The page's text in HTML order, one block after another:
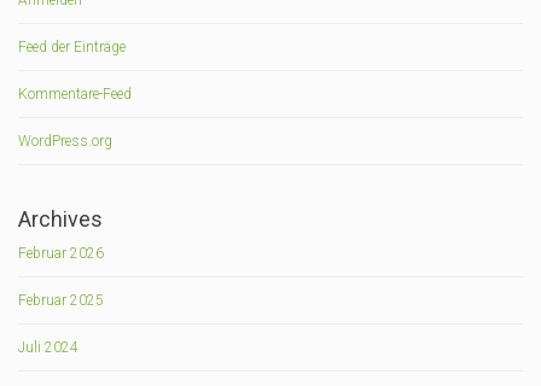
Feed der Einträge
Kommentare-Feed
WordPress.org
Archives
Februar 2026
Februar 2025
Juli 2024